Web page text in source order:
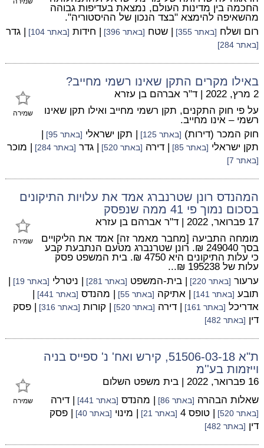
החכמה בין מדינות העולם, נמצאת בעדיפות גבוהה
מהשאיפה להימצא "בצד הנכון של ההיסטוריה".
רום ושלח [באתר 355] | שטח [באתר 396] | חידות [באתר 104] | גדר
[באתר 284]
באילו מקרים התקן שאינו רשמי מחייב?
שמירה
2 מרץ, 2022 | ד"ר אברהם בן עזרא
על פי חוק התקנים, תקן רשמי מחייב ואילו תקן שאינו
רשמי – אינו מחייב.
חוק המכר (דירות) [באתר 125] | תקן ישראלי [באתר 95]
|
תקן ישראלי [באתר 85] | דירה [באתר 520] | גדר [באתר 284] | מוכר
[באתר 7]
המהנדס רונן שטרנברג אמד את עלויות התיקונים
בסכום נמוך פי 41 ממה שנפסק
שמירה
17 פברואר, 2022 | ד"ר אברהם בן עזרא
מומחה התביעה [מחבר מאמר זה] אמד את הליקויים
בסך 249040 ₪. רונן שטרנברג מטעם הנתבעת קבע
כי עלות התיקונים היא 4750 ₪. בית המשפט פסק
עלות של 195238 ₪...
ערעור [באתר 220] | בית-המשפט [באתר 281] | ניטרלי [באתר 19]
|
תובע [באתר 141] | אתיקה [באתר 55] | מהנדס [באתר 441]
|
אדריכל [באתר 161] | דירה [באתר 520] | קורות [באתר 316]
| פסק
דין [באתר 482]
ת"א 51506-03-18, קירש ואח' נ' ספייס בניה
וייזמות בע''מ
שמירה
16 פברואר, 2022 | בית משפט השלום
שאלות הבהרה [באתר 86] | מהנדס [באתר 441] | דירה
[באתר 520] | טופס 4 [באתר 21] | מינוי [באתר 40]
| פסק
דין [באתר 482]